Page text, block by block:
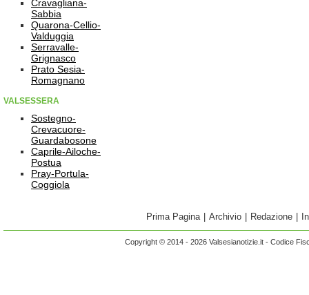
Cravagliana-
Sabbia
Quarona-Cellio-
Valduggia
Serravalle-
Grignasco
Prato Sesia-
Romagnano
VALSESSERA
Sostegno-
Crevacuore-
Guardabosone
Caprile-Ailoche-
Postua
Pray-Portula-
Coggiola
Prima Pagina Archivio Redazione
Copyright © 2014 - 2026 Valsesianotizie.it - Codice